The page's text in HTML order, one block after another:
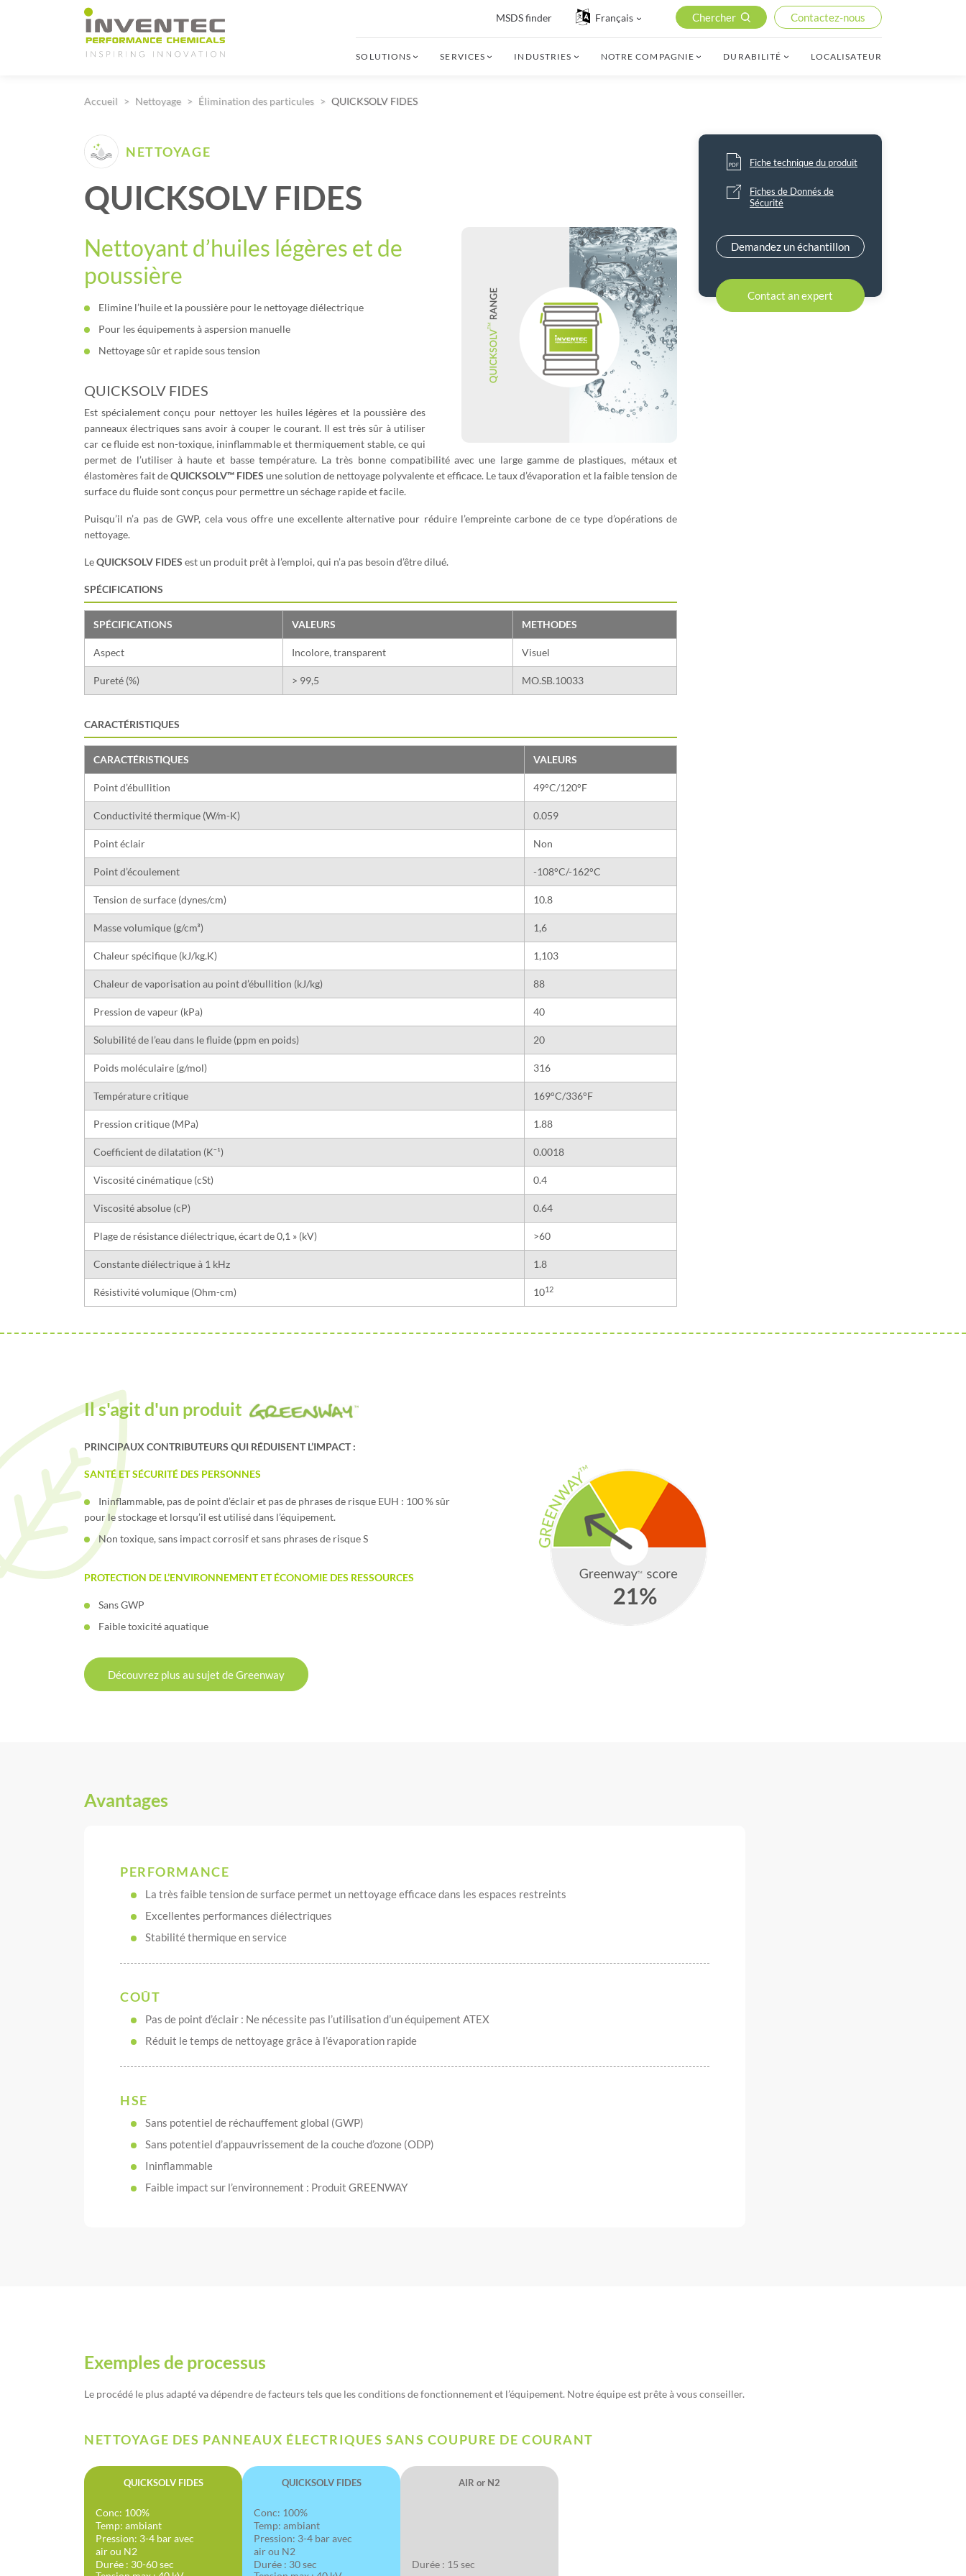
Main Navigation
MSDS finder Français Chercher Contactez-nous
SOLUTIONS SERVICES INDUSTRIES NOTRE COMPAGNIE DURABILITÉ LOCALISATEUR
Accueil Nettoyage Élimination des particules QUICKSOLV FIDES
NETTOYAGE
QUICKSOLV FIDES
Nettoyant d’huiles légères et de
poussière
Elimine l’huile et la poussière pour le nettoyage diélectrique
Pour les équipements à aspersion manuelle
Nettoyage sûr et rapide sous tension
QUICKSOLV FIDES
Est spécialement conçu pour nettoyer les huiles légères et la poussière des
panneaux électriques sans avoir à couper le courant. Il est très sûr à utiliser
car ce fluide est non-toxique, ininflammable et thermiquement stable, ce qui
permet de l’utiliser à haute et basse température. La très bonne compatibilité avec une large gamme de plastiques, métaux et
élastomères fait deQUICKSOLV™ FIDES une solution de nettoyage polyvalente et efficace. Le taux d’évaporation et la faible tension de
surface du fluide sont conçus pour permettre un séchage rapide et facile.
Puisqu’il n’a pas de GWP, cela vous offre une excellente alternative pour réduire l’empreinte carbone de ce type d’opérations de
nettoyage.
LeQUICKSOLV FIDES est un produit prêt à l’emploi, qui n’a pas besoin d’être dilué.
SPÉCIFICATIONS
SPÉCIFICATIONS VALEURS METHODES
Aspect Incolore, transparent Visuel
Pureté (%) > 99,5 MO.SB.10033
CARACTÉRISTIQUES
CARACTÉRISTIQUES VALEURS
Point d’ébullition 49°C/120°F
Conductivité thermique (W/m-K) 0.059
Point éclair Non
Point d’écoulement -108°C/-162°C
Tension de surface (dynes/cm) 10.8
Masse volumique (g/cm³) 1,6
Chaleur spécifique (kJ/kg.K) 1,103
Chaleur de vaporisation au point d’ébullition (kJ/kg) 88
Pression de vapeur (kPa) 40
Solubilité de l’eau dans le fluide (ppm en poids) 20
Poids moléculaire (g/mol) 316
Température critique 169°C/336°F
Pression critique (MPa) 1.88
Coefficient de dilatation (K⁻¹) 0.0018
Viscosité cinématique (cSt) 0.4
Viscosité absolue (cP) 0.64
Plage de résistance diélectrique, écart de 0,1 » (kV) >60
Constante diélectrique à 1 kHz 1.8
Résistivité volumique (Ohm-cm) 1012
Fiche technique du produit
Fiches de Donnés de
Sécurité
Demandez un échantillon
Contact an expert
Il s'agit d'un produit
PRINCIPAUX CONTRIBUTEURS QUI RÉDUISENT L’IMPACT :
SANTÉ ET SÉCURITÉ DES PERSONNES
Ininflammable, pas de point d’éclair et pas de phrases de risque EUH : 100 % sûr
pour le stockage et lorsqu’il est utilisé dans l’équipement.
Non toxique, sans impact corrosif et sans phrases de risque S
PROTECTION DE L’ENVIRONNEMENT ET ÉCONOMIE DES RESSOURCES
Sans GWP
Faible toxicité aquatique
Découvrez plus au sujet de Greenway
Avantages
PERFORMANCE
La très faible tension de surface permet un nettoyage efficace dans les espaces restreints
Excellentes performances diélectriques
Stabilité thermique en service
COÛT
Pas de point d’éclair : Ne nécessite pas l’utilisation d’un équipement ATEX
Réduit le temps de nettoyage grâce à l’évaporation rapide
HSE
Sans potentiel de réchauffement global (GWP)
Sans potentiel d’appauvrissement de la couche d’ozone (ODP)
Ininflammable
Faible impact sur l’environnement : Produit GREENWAY
Exemples de processus
Le procédé le plus adapté va dépendre de facteurs tels que les conditions de fonctionnement et l’équipement. Notre équipe est prête à vous conseiller.
NETTOYAGE DES PANNEAUX ÉLECTRIQUES SANS COUPURE DE COURANT
QUICKSOLV FIDES
Conc: 100%
Temp: ambiant
Pression: 3-4 bar avec
air ou N2
Durée : 30-60 sec
QUICKSOLV FIDES
Conc: 100%
Temp: ambiant
Pression: 3-4 bar avec
air ou N2
Durée : 30 sec
AIR or N2
Durée : 15 sec